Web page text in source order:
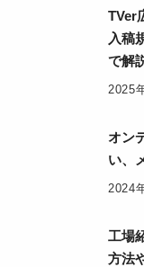
TVer
入稿
で解
2025
オン
い、
2024
工場
方法